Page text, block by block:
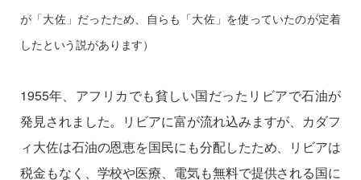
が「大佐」だったため、自らも「大佐」を使っていたのが定着
したという説があります）
1955年、アフリカでも貧しい国だったリビアで石油が
発見されました。リビアに富が流れ込みますが、カダフ
ィ大佐は石油の恩恵を国民にも分配したため、リビアは
税金もなく、学校や医療、電気も無料で提供される国に